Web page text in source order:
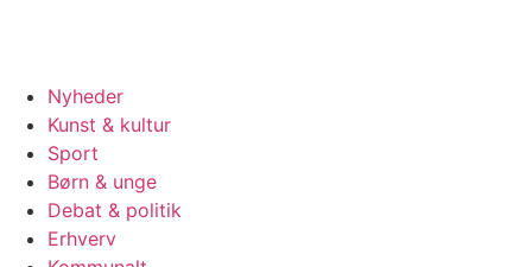
Nyheder
Kunst & kultur
Sport
Børn & unge
Debat & politik
Erhverv